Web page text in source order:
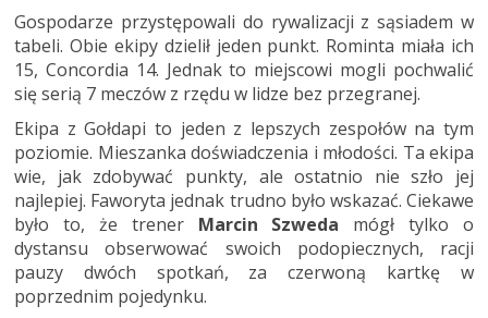
Gospodarze przystępowali do rywalizacji z sąsiadem w
tabeli. Obie ekipy dzielił jeden punkt. Rominta miała ich
15, Concordia 14. Jednak to miejscowi mogli pochwalić
się serią 7 meczów z rzędu w lidze bez przegranej.
Ekipa z Gołdapi to jeden z lepszych zespołów na tym
poziomie. Mieszanka doświadczenia i młodości. Ta ekipa
wie, jak zdobywać punkty, ale ostatnio nie szło jej
najlepiej. Faworyta jednak trudno było wskazać. Ciekawe
było to, że trener Marcin Szweda mógł tylko o
dystansu obserwować swoich podopiecznych, racji
pauzy dwóch spotkań, za czerwoną kartkę w
poprzednim pojedynku.